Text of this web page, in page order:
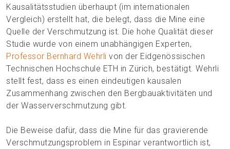
Kausalitätsstudien überhaupt (im internationalen
Vergleich) erstellt hat, die belegt, dass die Mine eine
Quelle der Verschmutzung ist. Die hohe Qualität dieser
Studie wurde von einem unabhängigen Experten,
Professor Bernhard Wehrli von der Eidgenössischen
Technischen Hochschule ETH in Zürich, bestätigt. Wehrli
stellt fest, dass es einen eindeutigen kausalen
Zusammenhang zwischen den Bergbauaktivitäten und
der Wasserverschmutzung gibt.
Die Beweise dafür, dass die Mine für das gravierende
Verschmutzungsproblem in Espinar verantwortlich ist,